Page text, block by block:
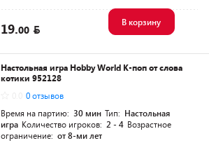
19.00
В корзину
Настольная игра Hobby World К-поп от слова
котики 952128
0 отзывов
Время на партию: 30 мин Тип: Настольная
игра Количество игроков: 2 - 4 Возрастное
ограничение: от 8-ми лет